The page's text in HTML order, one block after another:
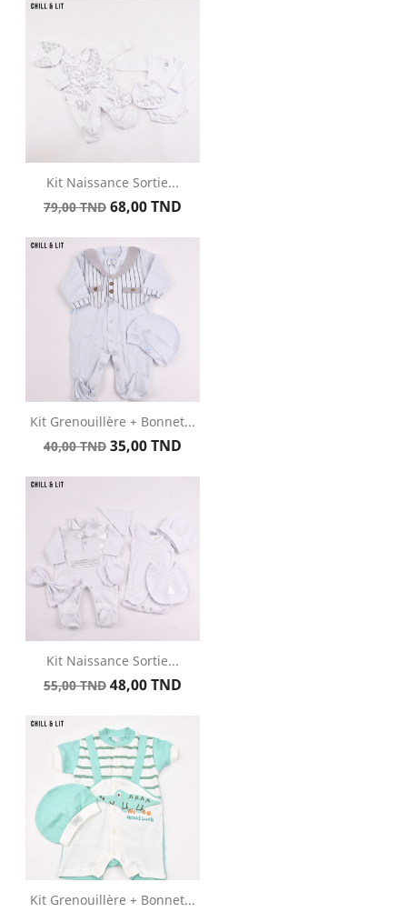
Kit Naissance Sortie...
Prix
base
79,00 TND Prix
68,00 TND
Kit Grenouillère + Bonnet...
Prix
base
40,00 TND Prix
35,00 TND
Kit Naissance Sortie...
Prix
base
55,00 TND Prix
48,00 TND
Kit Grenouillère + Bonnet...